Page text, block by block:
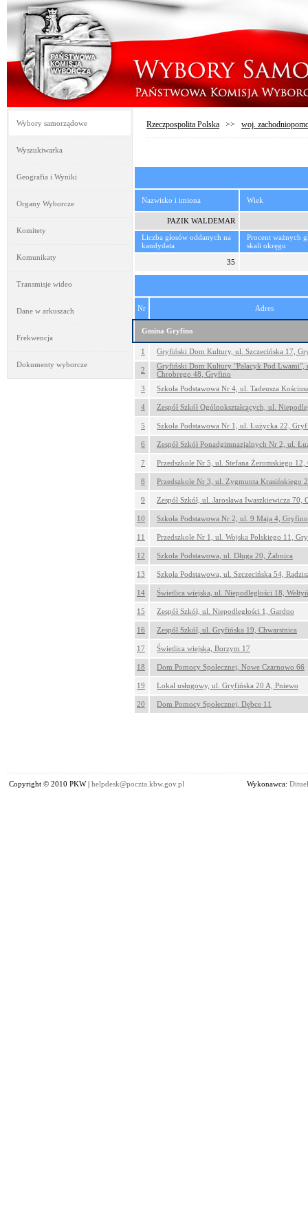
Wybory samorządowe
Wyszukiwarka
Geografia i Wyniki
Organy Wyborcze
Komitety
Komunikaty
Transmisje wideo
Dane w arkuszach
Frekwencja
Dokumenty wyborcze
Rzeczpospolita Polska >> woj.
Nazwisko i imiona Wiek
PAZIK WALDEMAR
Liczba głosów oddanych na
kandydata
Procent ważnych
skali okręgu
35
Nr Adres
Gmina Gryfino
1 Gryfiński Dom Kultury, ul. Szczecińska 17,
2
Gryfiński Dom Kultury "Pałacyk Pod Lwami",
Chrobrego 48, Gryfino
3
Szkoła Podstawowa Nr 4, ul. Tadeusza
4 Zespół Szkół Ogólnokształcących, ul.
5 Szkoła Podstawowa Nr 1, ul. Łużycka 22,
6 Zespół Szkół Ponadgimnazjalnych Nr 2, ul.
7 Przedszkole Nr 5, ul. Stefana Żeromskiego
8 Przedszkole Nr 3, ul. Zygmunta Krasińskiego
9 Zespół Szkół, ul. Jarosława Iwaszkiewicza 70,
10 Szkoła Podstawowa Nr 2, ul. 9 Maja 4, Gryfino
11 Przedszkole Nr 1, ul. Wojska Polskiego 11,
12 Szkoła Podstawowa, ul. Długa 20, Żabnica
13 Szkoła Podstawowa, ul. Szczecińska 54,
14 Świetlica wiejska, ul. Niepodległości 18, Wełtyń
15 Zespół Szkół, ul. Niepodległości 1, Gardno
16 Zespół Szkół, ul. Gryfińska 19, Chwarstnica
17 Świetlica wiejska, Borzym 17
18 Dom Pomocy Społecznej, Nowe Czarnowo 66
19 Lokal usługowy, ul. Gryfińska 20 A, Pniewo
20 Dom Pomocy Społecznej, Dębce 11
Copyright © 2010 PKW | helpdesk@poczta.kbw.gov.pl Wykonawca: